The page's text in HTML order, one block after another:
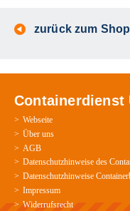
zurück zum Shop
Containerdienst
Webseite
Über uns
AGB
Datenschutzhinweise des
Datenschutzhinweise
Impressum
Widerrufsrecht